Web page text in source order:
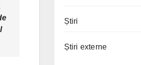
Știri
Știri externe